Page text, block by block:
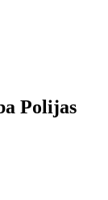
Polijas